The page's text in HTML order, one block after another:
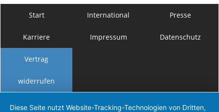
Start International Presse
Karriere Impressum Datenschutz
Vertrag
widerrufen
Diese Seite nutzt Website-Tracking-Technologien von Dritten,